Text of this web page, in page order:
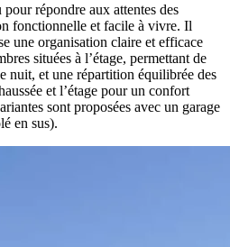
répondre aux attentes des
fonctionnelle et facile à vivre. Il
une organisation claire et efficace
situées à l’étage, permettant de
nuit, et une répartition équilibrée des
et l’étage pour un confort
sont proposées avec un garage
en sus).